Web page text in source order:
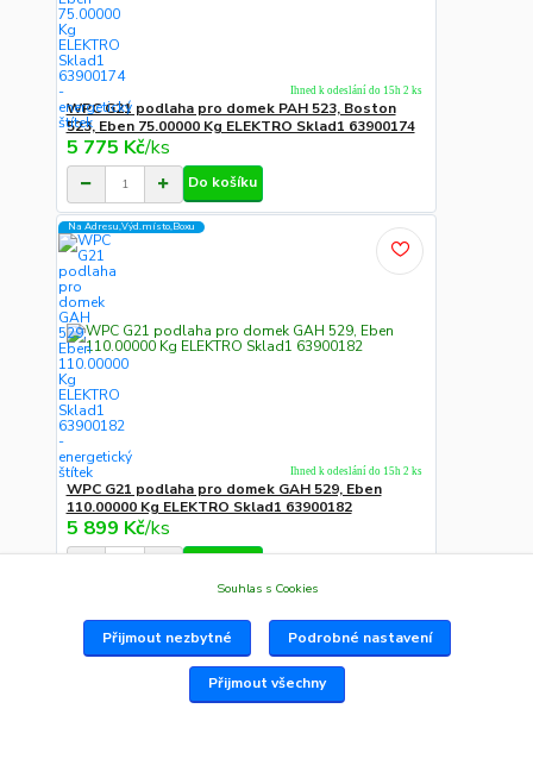
WPC G21 podlaha pro domek PAH 523, Boston
523, Eben 75.00000 Kg ELEKTRO Sklad1 63900174
5 775 Kč/ks
Ihned k odeslání do 15h 2 ks
Do košíku
Na Adresu,Výd.místo,Boxu
WPC G21 podlaha pro domek GAH 529, Eben
110.00000 Kg ELEKTRO Sklad1 63900182
5 899 Kč/ks
Ihned k odeslání do 15h 2 ks
Souhlas s Cookies
Přijmout nezbytné Podrobné nastavení
Přijmout všechny